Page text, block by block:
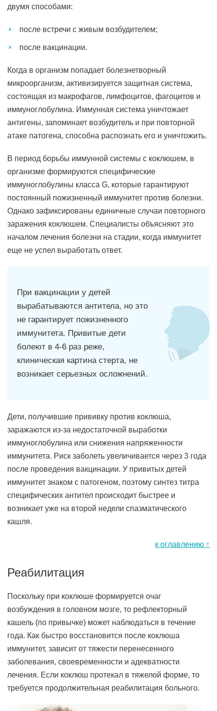
двумя способами:
после встречи с живым возбудителем;
после вакцинации.
Когда в организм попадает болезнетворный
микроорганизм, активизируется защитная система,
состоящая из макрофагов, лимфоцитов, фагоцитов и
иммуноглобулина. Иммунная система уничтожает
антигены, запоминает возбудитель и при повторной
атаке патогена, способна распознать его и уничтожить.
В период борьбы иммунной системы с коклюшем, в
организме формируются специфические
иммуноглобулины класса G, которые гарантируют
постоянный пожизненный иммунитет против болезни.
Однако зафиксированы единичные случаи повторного
заражения коклюшем. Специалисты объясняют это
началом лечения болезни на стадии, когда иммунитет
еще не успел выработать ответ.
При вакцинации у детей
вырабатываются антитела, но это
не гарантирует пожизненного
иммунитета. Привитые дети
болеют в 4-6 раз реже,
клиническая картина стерта, не
возникает серьезных осложнений.
Дети, получившие прививку против коклюша,
заражаются из-за недостаточной выработки
иммуноглобулина или снижения напряженности
иммунитета. Риск заболеть увеличивается через 3 года
после проведения вакцинации. У привитых детей
иммунитет знаком с патогеном, поэтому синтез титра
специфических антител происходит быстрее и
возникает уже на второй недели спазматического
кашля.
к оглавлению ↑
Реабилитация
Поскольку при коклюше формируется очаг
возбуждения в головном мозге, то рефлекторный
кашель (по привычке) может наблюдаться в течение
года. Как быстро восстановится после коклюша
иммунитет, зависит от тяжести перенесенного
заболевания, своевременности и адекватности
лечения. Если коклюш протекал в тяжелой форме, то
требуется продолжительная реабилитация больного.